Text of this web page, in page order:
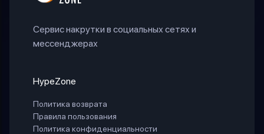
Сервис накрутки в социальных сетях и
мессенджерах
HypeZone
Политика возврата
Правила пользования
Политика конфиденциальности